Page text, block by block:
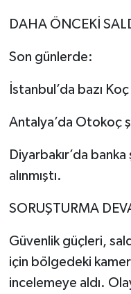
DAHA ÖNCEKİ
Son günlerde:
İstanbul’da bazı
Antalya’da Otokoç
Diyarbakır’da
alınmıştı.
SORUŞTURMA
Güvenlik güçleri,
için bölgedeki
incelemeye aldı.